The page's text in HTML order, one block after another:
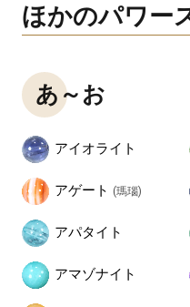
ほかのパワー
あ～お
アイオライト
アゲート (瑪瑙)
アパタイト
アマゾナイト